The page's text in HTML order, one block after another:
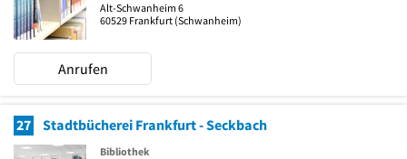
Alt-Schwanheim 6
60529 Frankfurt (Schwanheim)
Anrufen
27 Stadtbücherei Frankfurt - Seckbach
Bibliothek